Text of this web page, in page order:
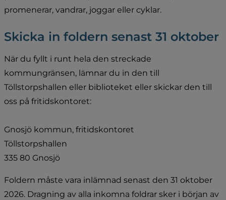
promenerar, vandrar, joggar eller cyklar.
Skicka in foldern senast 31 oktober
När du fyllt i runt hela den streckade
kommungränsen, lämnar du in den till
Töllstorpshallen eller biblioteket eller skickar den till
oss på fritidskontoret:
Gnosjö kommun, fritidskontoret
Töllstorpshallen
335 80 Gnosjö
Foldern måste vara inlämnad senast den 31 oktober
2026. Dragning av alla inkomna foldrar sker i början av